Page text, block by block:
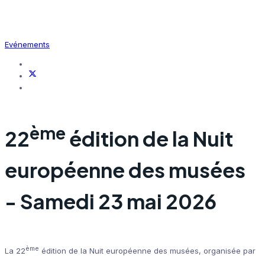
Evénements
22ème édition de la Nuit
européenne des musées
- Samedi 23 mai 2026
La 22ème édition de la Nuit européenne des musées, organisée par